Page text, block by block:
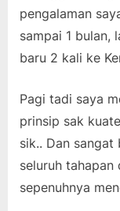
pengalaman
sampai 1 bulan,
baru 2 kali ke
Pagi tadi saya
prinsip sak
sik.. Dan sangat
seluruh tahapan
sepenuhnya